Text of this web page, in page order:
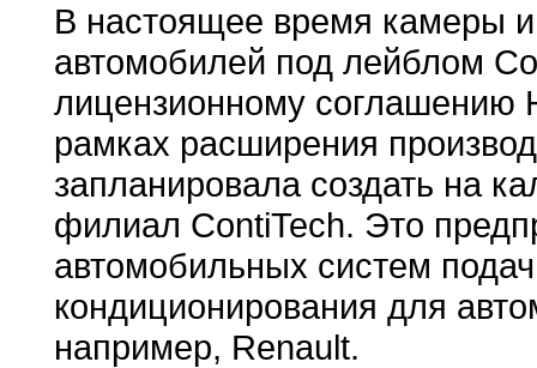
В настоящее время камеры
автомобилей под лейблом
лицензионному
рамках расширения
запланировала создать на
филиал ContiTech. Это
автомобильных систем
кондиционирования для
например, Renault.